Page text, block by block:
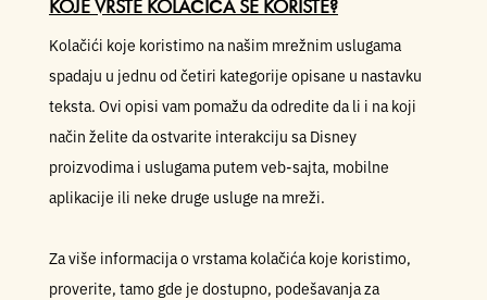
KOJE VRSTE KOLAČIĆA SE KORISTE?
Kolačići koje koristimo na našim mrežnim uslugama
spadaju u jednu od četiri kategorije opisane u nastavku
teksta. Ovi opisi vam pomažu da odredite da li i na koji
način želite da ostvarite interakciju sa Disney
proizvodima i uslugama putem veb-sajta, mobilne
aplikacije ili neke druge usluge na mreži.
Za više informacija o vrstama kolačića koje koristimo,
proverite, tamo gde je dostupno, podešavanja za